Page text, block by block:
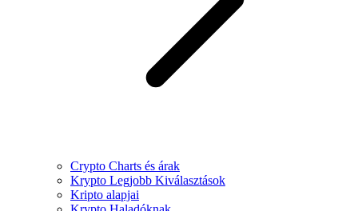
Crypto Charts és árak
Krypto Legjobb Kiválasztások
Kripto alapjai